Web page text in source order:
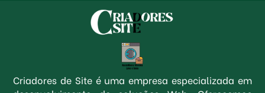
Criadores de Site é uma empresa especializada em